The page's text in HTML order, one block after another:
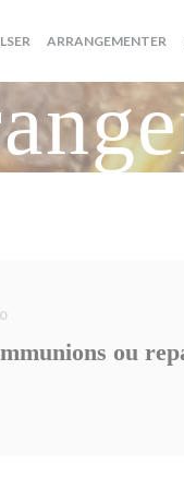
ARRANGEMENTER
ou